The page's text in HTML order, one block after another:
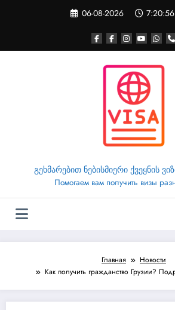
06-08-2026
გეხმარებით ნებისმიერი ქვეყნის
Помогаем вам получить визы
Главная
Новости
Как получить гражданство Грузии?